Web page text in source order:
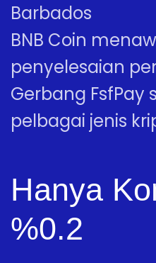
Barbados
BNB Coin
penyelesaian
Gerbang FsfPay
pelbagai jenis
Hanya
%0.2